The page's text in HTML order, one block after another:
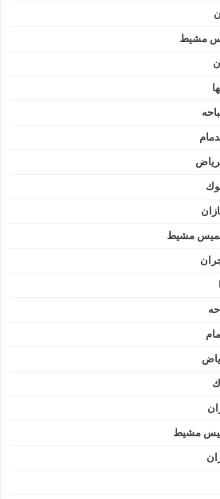
مشيط
مشيط
مشيط